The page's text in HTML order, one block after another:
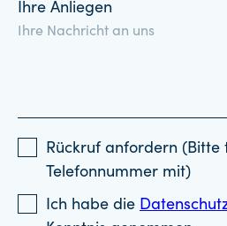
Ihre Anliegen
Rückruf anfordern (Bitte
Telefonnummer mit)
Ich habe die